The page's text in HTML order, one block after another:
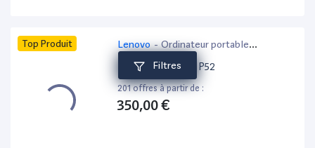
Filtres
Top Produit Lenovo- Ordinateur portable
bureautique
Lenovo ThinkPad P52
201 offres à partir de :
350,00 €